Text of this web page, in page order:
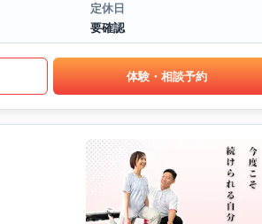
定休日
要確認
体験・相談予約